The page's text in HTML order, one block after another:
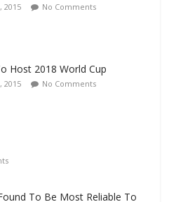
2015 No Comments
Host 2018 World Cup
2015 No Comments
To Be Most Reliable To